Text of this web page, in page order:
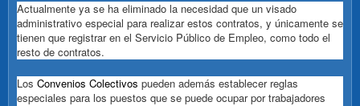
Actualmente ya se ha eliminado la necesidad que un visado
administrativo especial para realizar estos contratos, y únicamente se
tienen que registrar en el Servicio Público de Empleo, como todo el
resto de contratos.
Los Convenios Colectivos pueden además establecer reglas
especiales para los puestos que se puede ocupar por trabajadores